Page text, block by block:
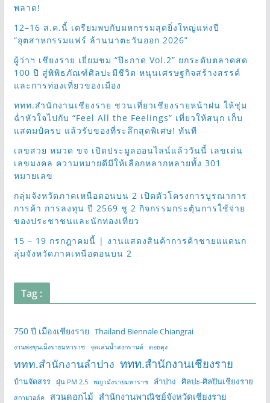
พลาด!
12–16 ส.ค.นี้ เตรียมพบกับมหกรรมสุดยิ่งใหญ่แห่งปี
“อุตสาหกรรมแฟร์ ล้านนาตะวันออก 2026”
ผู้ว่าฯ เชียงราย เยี่ยมชม “ป๊ะกาด Vol.2” ยกระดับตลาดสด
100 ปี สู่พิพิธภัณฑ์ศิลปะมีชีวิต หนุนเศรษฐกิจสร้างสรรค์
และการท่องเที่ยวของเมือง
ททท.สำนักงานเชียงราย ชวนเที่ยวเชียงรายหน้าฝน ให้ชุ่ม
ฉ่ำหัวใจไปกับ “Feel All the Feelings” เที่ยวให้สนุก เก็บ
แสตมป์ครบ แล้วรับของที่ระลึกสุดพิเศษ! ทันที
เลขสวย หมวด ขจ เปิดประมูลออนไลน์แล้ววันนี้ เลขเด่น
เลขมงคล ความหมายดีมีให้เลือกหลากหลายทั้ง 301
หมายเลข
กลุ่มจังหวัดภาคเหนือตอนบน 2 เปิดตัวโครงการบูรณาการ
การค้า การลงทุน ปี 2569 ชู 2 กิจกรรมกระตุ้นการใช้จ่าย
ของประชาชนและนักท่องเที่ยว
15 – 19 กรกฎาคมนี้ | งานแสดงสินค้าการค้าชายแแดนก
ลุ่มจังหวัดภาคเหนือตอนบน 2
Tag :
750 ปี เมืองเชียงราย Thailand Biennale Chiangrai
งานพ่อขุนเม็งรายมหาราช จุดเล่นน้ำสงกรานต์ ดอยตุง
ททท.สำนักงานลำปาง ททท.สำนักงานเชียงราย
บ้านจัดสรร ฝุ่น PM 2.5 พญามังรายมหาราช ลำปาง ศิลปะ-ศิลปินเชียงราย
สกายวอล์ค สวนดอกไม้ สำนักงานพาณิชย์จังหวัดเชียงราย